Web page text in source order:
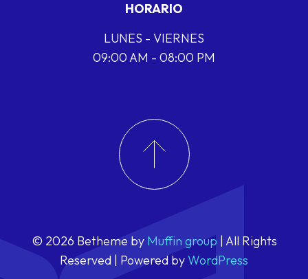
HORARIO
LUNES - VIERNES
09:00 AM - 08:00 PM
© 2026 Betheme by Muffin group | All Rights
Reserved | Powered byWordPress